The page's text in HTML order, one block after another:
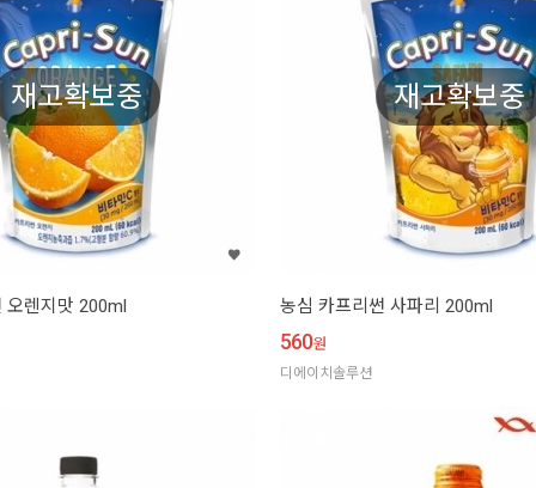
재고확보중
오렌지맛 200ml
재고확보중
농심 카프리썬 사파리 200ml
560원
디에이치솔루션